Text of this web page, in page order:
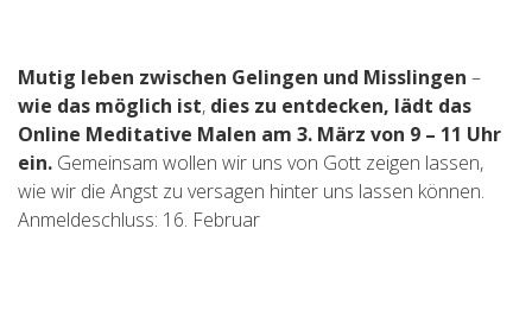
Mutig leben zwischen Gelingen und Misslingen –
wie das möglich ist, dies zu entdecken, lädt das
Online Meditative Malen am 3. März von 9 – 11 Uhr
ein. Gemeinsam wollen wir uns von Gott zeigen lassen,
wie wir die Angst zu versagen hinter uns lassen können.
Anmeldeschluss: 16. Februar